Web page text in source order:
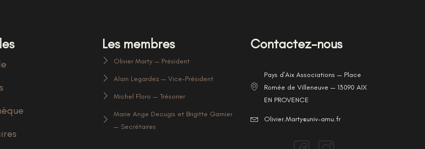
Les membres
Olivier Marty — Président
Alain Legardez — Vice-Président
Michel Floro — Trésorier
Marie Ange Decugis et Brigitte Garnier
— Secrétaires
Contactez-nous
Pays d’Aix Associations — Place
Romée de Villeneuve — 13090 AIX
EN PROVENCE
Olivier.Marty@univ-amu.fr